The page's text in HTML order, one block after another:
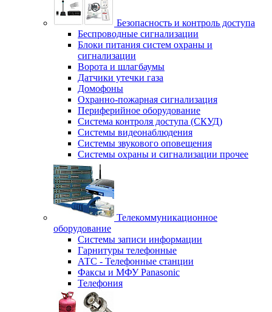
Безопасность и контроль доступа
Беспроводные сигнализации
Блоки питания систем охраны и
сигнализации
Ворота и шлагбаумы
Датчики утечки газа
Домофоны
Охранно-пожарная сигнализация
Периферийное оборудование
Система контроля доступа (СКУД)
Системы видеонаблюдения
Системы звукового оповещения
Системы охраны и сигнализации прочее
Телекоммуникационное
оборудование
Системы записи информации
Гарнитуры телефонные
АТС - Телефонные станции
Факсы и МФУ Panasonic
Телефония